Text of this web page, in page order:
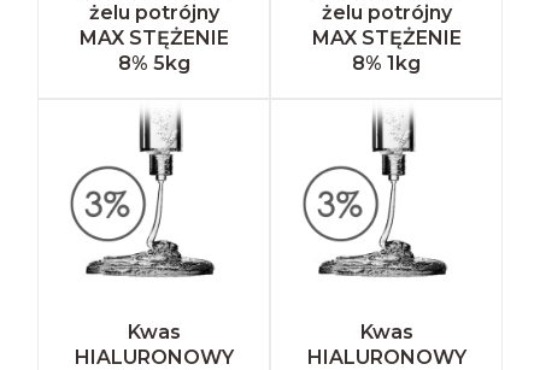
żelu potrójny
MAX STĘŻENIE
8% 5kg
żelu potrójny
MAX STĘŻENIE
8% 1kg
Kwas
HIALURONOWY
Kwas
HIALURONOWY